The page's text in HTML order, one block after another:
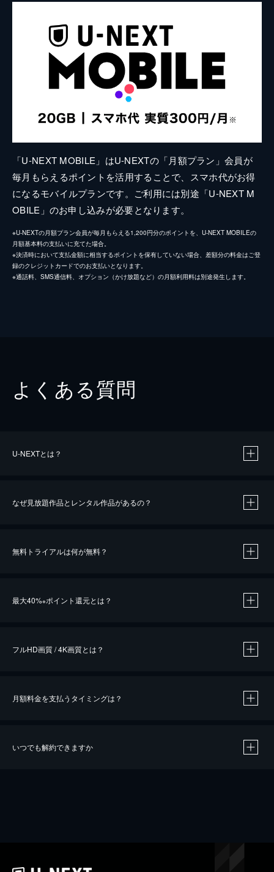
「U-NEXT MOBILE」はU-NEXTの「月額プラン」会員が
毎月もらえるポイントを活用することで、スマホ代がお得
になるモバイルプランです。ご利用には別途「U-NEXT M
OBILE」のお申し込みが必要となります。
※U-NEXTの月額プラン会員が毎月もらえる1,200円分のポイントを、U-NEXT MOBILEの
月額基本料の支払いに充てた場合。
※決済時において支払金額に相当するポイントを保有していない場合、差額分の料金はご登
録のクレジットカードでのお支払いとなります。
※通話料、SMS通信料、オプション（かけ放題など）の月額利用料は別途発生します。
よくある質問
U-NEXTとは？
なぜ見放題作品とレンタル作品があるの？
無料トライアルは何が無料？
最大40%※ポイント還元とは？
※40％ポイント還元の対象は、クレジットカード決済による作品の購入 / レンタルです。
iOSアプリのUコイン決済による作品の購入 / レンタルは、20％のポイント還元です。
フルHD画質 / 4K画質とは？
月額料金を支払うタイミングは？
いつでも解約できますか